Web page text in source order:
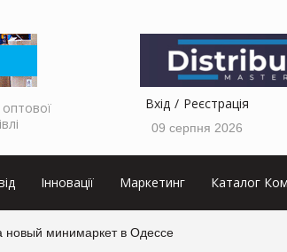
Вхід Реєстрація
09 серпня 2026
Інновації Маркетинг Каталог
новый минимаркет в Одессе